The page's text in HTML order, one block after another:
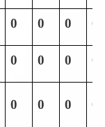
0 0 0 0
0 0 0 0
0 0 0 0